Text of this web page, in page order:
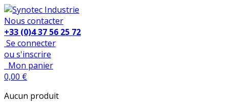
Nous contacter
+33 (0)4 37 56 25 72
Se connecter
ou s'inscrire
Mon panier
0,00 €
Aucun produit